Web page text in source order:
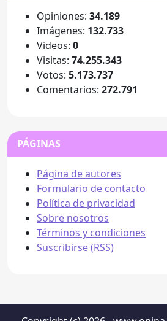
Opiniones: 34.189
Imágenes: 132.733
Videos: 0
Visitas: 74.255.343
Votos: 5.173.737
Comentarios: 272.791
PÁGINAS
Página de autores
Formulario de contacto
Política de privacidad
Sobre nosotros
Términos y condiciones
Suscribirse (RSS)